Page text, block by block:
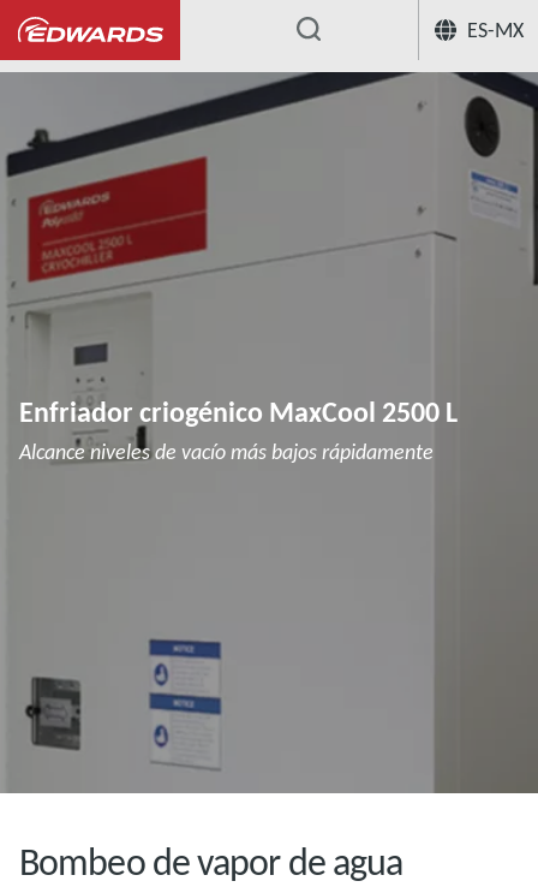
ES-MX
... Refrigeradores criogénicos MaxCool
Enfriador criogénico MaxCool 2500 L
Alcance niveles de vacío más bajos rápidamente
Bombeo de vapor de agua